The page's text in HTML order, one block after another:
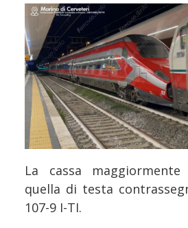
La cassa
quella di testa
107-9 I-TI.